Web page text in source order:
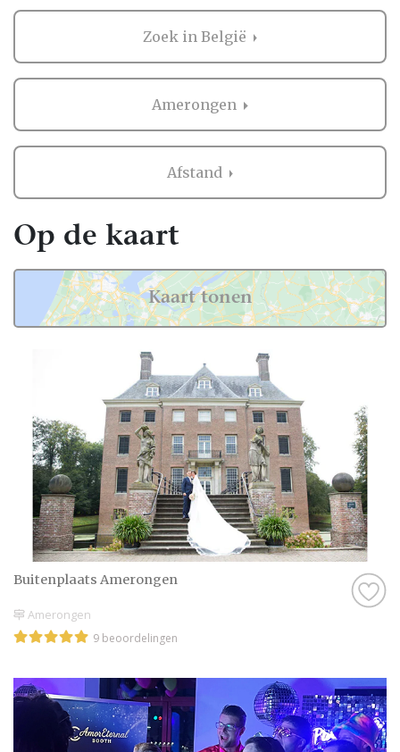
Zoek in België
Amerongen
Afstand
Buitenplaats Amerongen
Amerongen
9 beoordelingen
Op de kaart
Kaart tonen